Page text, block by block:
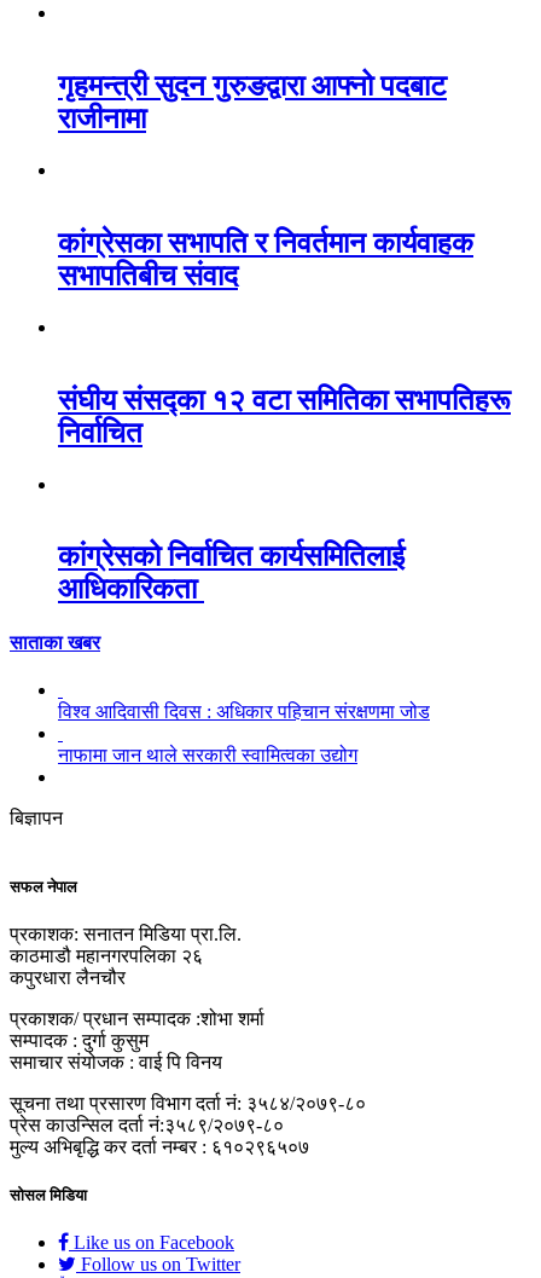
गृहमन्त्री सुदन गुरुङद्वारा आफ्नो पदबाट
राजीनामा
कांग्रेसका सभापति र निवर्तमान कार्यवाहक
सभापतिबीच संवाद
संघीय संसद्का १२ वटा समितिका सभापतिहरू
निर्वाचित
कांग्रेसको निर्वाचित कार्यसमितिलाई
आधिकारिकता
साताका खबर
विश्व आदिवासी दिवस : अधिकार पहिचान संरक्षणमा जोड
नाफामा जान थाले सरकारी स्वामित्वका उद्योग
बिज्ञापन
सफल नेपाल
प्रकाशक: सनातन मिडिया प्रा.लि.
काठमाडौ महानगरपलिका २६
कपुरधारा लैनचौर
प्रकाशक/ प्रधान सम्पादक :शोभा शर्मा
सम्पादक : दुर्गा कुसुम
समाचार संयोजक : वाई पि विनय
सूचना तथा प्रसारण विभाग दर्ता नं: ३५८४/२०७९-८०
प्रेस काउन्सिल दर्ता नं:३५८९/२०७९-८०
मुल्य अभिबृद्धि कर दर्ता नम्बर : ६१०२९६५०७
सोसल मिडिया
Like us on Facebook
Follow us on Twitter